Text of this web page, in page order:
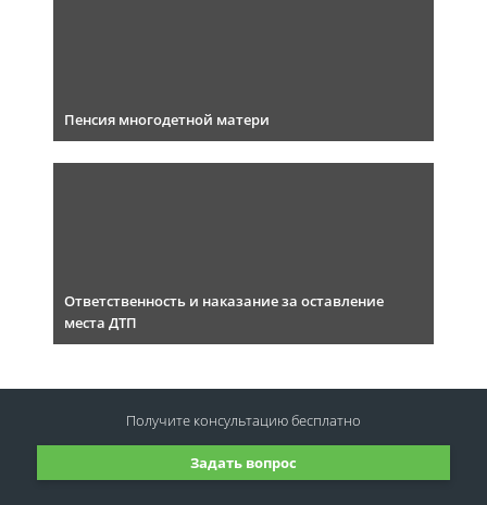
Пенсия многодетной матери
Ответственность и наказание за оставление
места ДТП
Задать вопрос
Получите консультациюбесплатно